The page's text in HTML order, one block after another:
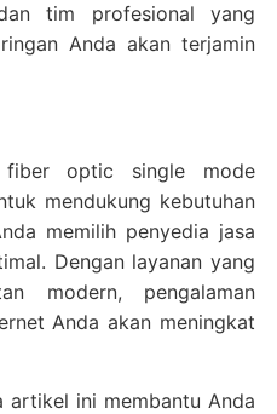
tim profesional yang
Anda akan terjamin
fiber optic single mode
mendukung kebutuhan
memilih penyedia jasa
Dengan layanan yang
modern, pengalaman
Anda akan meningkat
artikel ini membantu Anda